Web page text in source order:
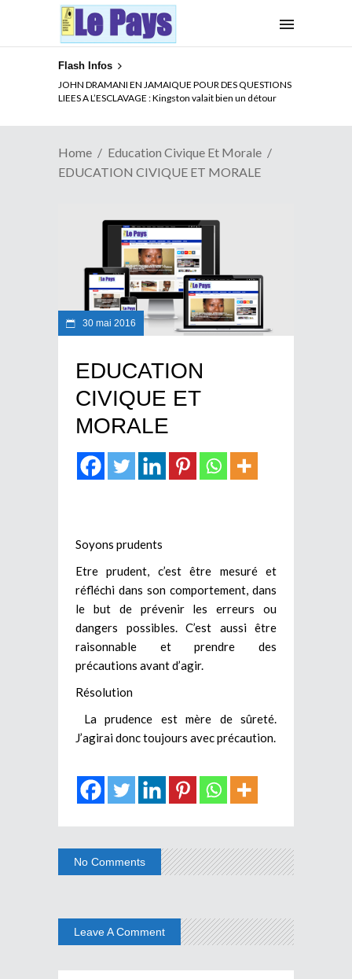
Flash Infos
JOHN DRAMANI EN JAMAIQUE POUR DES QUESTIONS
LIEES A L’ESCLAVAGE : Kingston valait bien un détour
Home
Education Civique Et Morale
EDUCATION CIVIQUE ET MORALE
30 mai 2016
EDUCATION
CIVIQUE ET
MORALE
Soyons prudents
Etre prudent, c’est être mesuré et
réfléchi dans son comportement, dans
le but de prévenir les erreurs ou
dangers possibles. C’est aussi être
raisonnable et prendre des
précautions avant d’agir.
Résolution
La prudence est mère de sûreté.
J’agirai donc toujours avec précaution.
No Comments
Leave A Comment